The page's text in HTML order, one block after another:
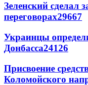
Зеленский сделал
переговорах29667
Украинцы
Донбасса24126
Присвоение
Коломойского